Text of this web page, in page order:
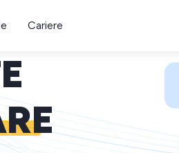
Cariere